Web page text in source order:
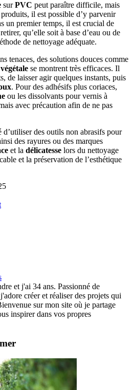
surPVC peut paraître difficile, mais
il est possible d’y parvenir
un premier temps, il est crucial de
qu’elle soit à base d’eau ou de
de nettoyage adéquate.
tenaces, des solutions douces comme
se montrent très efficaces. Il
de laisser agir quelques instants, puis
. Pour des adhésifs plus coriaces,
ou les dissolvants pour vernis à
avec précaution afin de ne pas
d’utiliser des outils non abrasifs pour
des rayures ou des marques
et la délicatesse lors du nettoyage
et la préservation de l’esthétique
et j'ai 34 ans. Passionné de
créer et réaliser des projets qui
sur mon site où je partage
inspirer dans vos propres